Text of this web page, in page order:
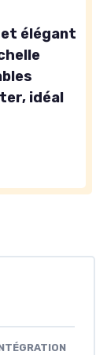
et élégant
idéal